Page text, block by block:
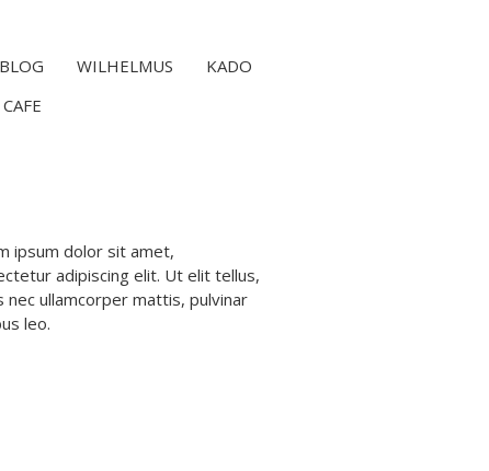
BLOG WILHELMUS
KADO
ipsum dolor sit amet,
adipiscing elit. Ut elit tellus,
nec ullamcorper mattis, pulvinar
leo.